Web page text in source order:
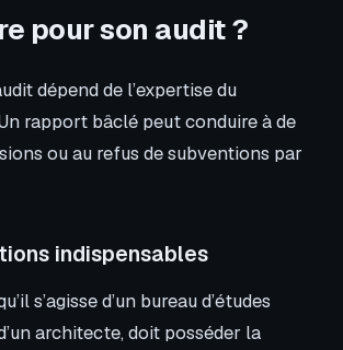
pour son audit ?
dépend de l’expertise du
rapport bâclé peut conduire à de
ou au refus de subventions par
indispensables
s’agisse d’un bureau d’études
architecte, doit posséder la